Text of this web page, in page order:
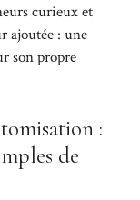
curieux et
ajoutée : une
son propre
:
de